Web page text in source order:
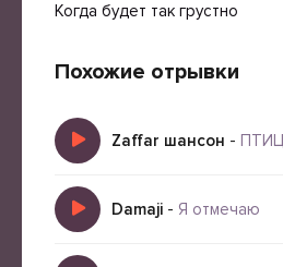
Когда будет так грустно
Похожие отрывки
Zaffar шансон - ПТИЦА
Damaji - Я отмечаю